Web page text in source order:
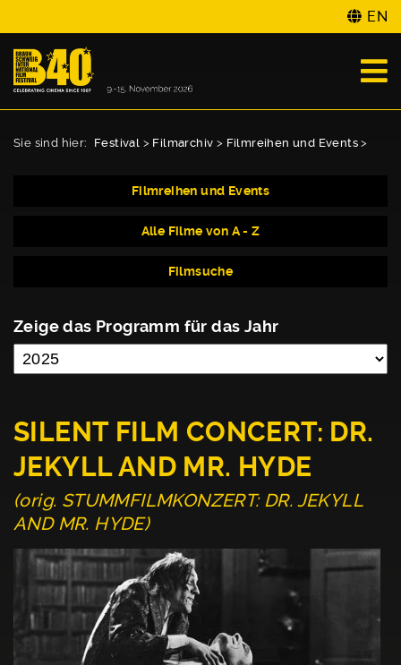
EN
Sie sind hier: Festival > Filmarchiv > Filmreihen und Events >
Filmreihen und Events
Alle Filme von A - Z
Filmsuche
Zeige das Programm für das Jahr
SILENT FILM CONCERT: DR.
JEKYLL AND MR. HYDE
(orig. STUMMFILMKONZERT: DR. JEKYLL
AND MR. HYDE)